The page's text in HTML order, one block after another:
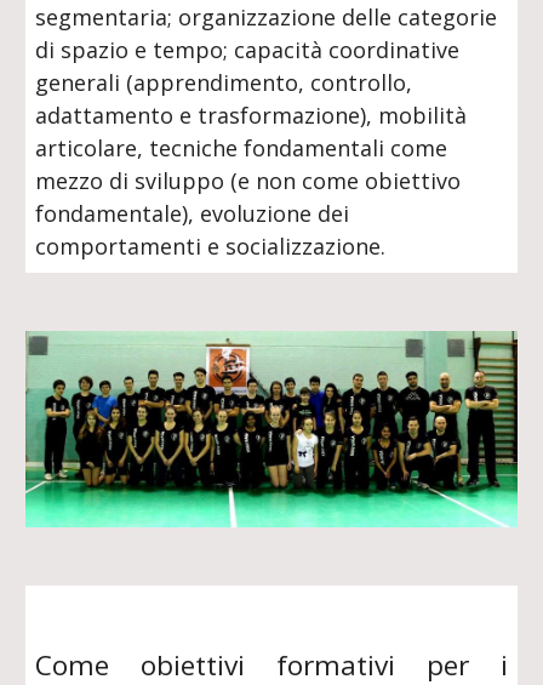
segmentaria; organizzazione delle categorie
di spazio e tempo; capacità coordinative
generali (apprendimento, controllo,
adattamento e trasformazione), mobilità
articolare, tecniche fondamentali come
mezzo di sviluppo (e non come obiettivo
fondamentale), evoluzione dei
comportamenti e socializzazione.
Come obiettivi formativi per i